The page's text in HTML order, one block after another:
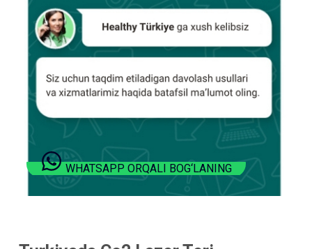
WHATSAPP ORQALI BOG‘LANING